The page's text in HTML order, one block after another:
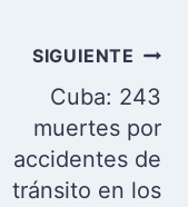
SIGUIENTE
Cuba: 243
muertes por
accidentes de
tránsito en los